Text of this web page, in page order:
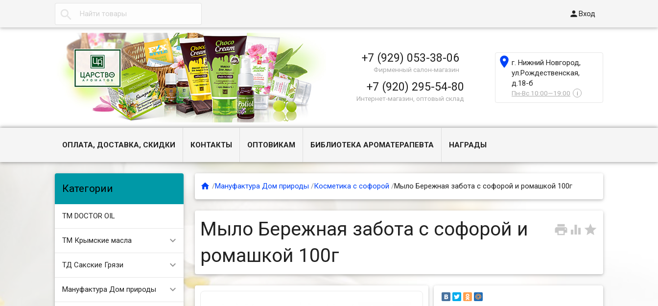
 Вход
+7 (929) 053-38-06
Фирменный салон-магазин
+7 (920) 295-54-80
Интернет-магазин, оптовый склад
г. Нижний Новгород,
ул.Рождественская,
д.18-б
Пн-Вс 10:00—19:00 i
ОПЛАТА, ДОСТАВКА, СКИДКИ КОНТАКТЫ ОПТОВИКАМ БИБЛИОТЕКА АРОМАТЕРАПЕВТА НАГРАДЫ
Категории
ТМ DOCTOR OIL
ТМ Крымские масла
ТД Сакские Грязи
Мануфактура Дом природы
 /Мануфактура Дом природы /Косметика с софорой /Мыло Бережная забота с софорой и ромашкой 100г
  
Мыло Бережная забота с софорой и
ромашкой 100г